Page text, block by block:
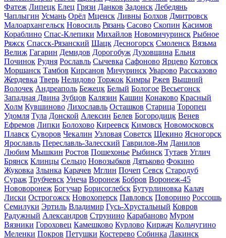
Фатеж Липецк Елец Грязи Данков Задонск Лебедянь
Чаплыгин Усмань Орёл Мценск Ливны Болхов Дмитровск
Малоархангельск Новосиль Рязань Сасово Скопин Касимов
Кораблино Спас-Клепики Михайлов Новомичуринск Рыбное
Ряжск Спасск-Рязанский Шацк Десногорск Смоленск Вязьма
Велиж Гагарин Демидов Дорогобуж Духовщина Ельня
Починок Рудня Рославль Сычевка Сафоново Ярцево Котовск
Моршанск Тамбов Кирсанов Мичуринск Уварово Рассказово
Жердевка Тверь Нелидово Торжок Кимры Ржев Вышний
Волочек Андреаполь Бежецк Белый Бологое Весьегонск
Западная Двина Зубцов Калязин Кашин Конаково Красный
Холм Кувшиново Лихославль Осташков Старица Торопец
Удомля Тула Донской Алексин Белев Богородицк Венев
Ефремов Липки Болохово Киреевск Кимовск Новомосковск
Плавск Суворов Чекалин Узловая Советск Щекино Ясногорск
Ярославль Переславль-Залесский Гаврилов-Ям Данилов
Любим Мышкин Ростов Пошехонье Рыбинск Тутаев Углич
Брянск Клинцы Сельцо Новозыбков Дятьково Фокино
Жуковка Злынка Карачев Мглин Почеп Севск Стародуб
Сураж Трубчевск Унеча Воронеж Бобров Воронеж-45
Нововоронеж Богучар Борисоглебск Бутурлиновка Калач
Лиски Острогожск Новохоперск Павловск Поворино Россошь
Семилуки Эртиль Владимир Гусь-Хрустальный Ковров
Радужный Александров Струнино Карабаново Муром
Вязники Гороховец Камешково Курлово Киржач Кольчугино
Меленки Покров Петушки Костерево Собинка Лакинск